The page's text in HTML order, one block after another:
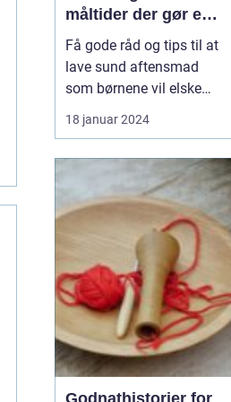
måltider der gør en
forskel
Få gode råd og tips til at
lave sund aftensmad
som børnene vil elske
Introduktion: At lave
sund og velsmagende
være en udfordring for
mange forældre. Det er
vigtigt at sikre, at
børnene får de
nødvendige
næringsstoffer og vita...
18 januar 2024
Godnathistorier for